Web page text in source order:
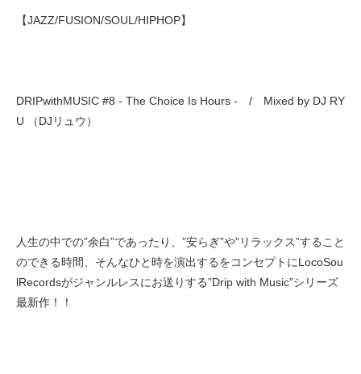
【JAZZ/FUSION/SOUL/HIPHOP】
DRIPwithMUSIC #8 - The Choice Is Hours - / Mixed by DJ RY
U （DJリュウ）
人生の中での”余白”であったり、”安らぎ”や”リラックス”すること
のできる時間、そんなひと時を演出するをコンセプトにLocoSou
lRecordsがジャンルレスにお送りする”Drip with Music”シリーズ
最新作！！